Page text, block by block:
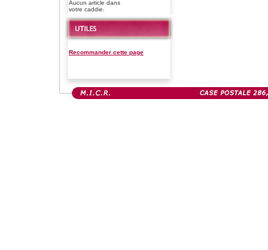
Aucun article dans
votre caddie.
Recommander cette page